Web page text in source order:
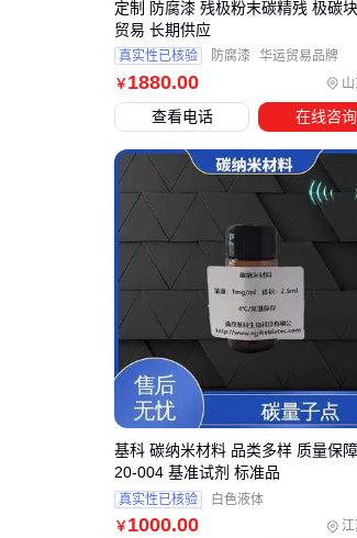
￥1880.00
定制 防腐漆 残极粉末碳精残 极碳
贸易 长期供应
真实性已核验 防腐漆 华运贸易品牌
查看电话 在线咨询
￥ 1000.00
基科 碳纳米材料 品类多样 质量保
20-004 基准试剂 标准品
真实性已核验 白色液体